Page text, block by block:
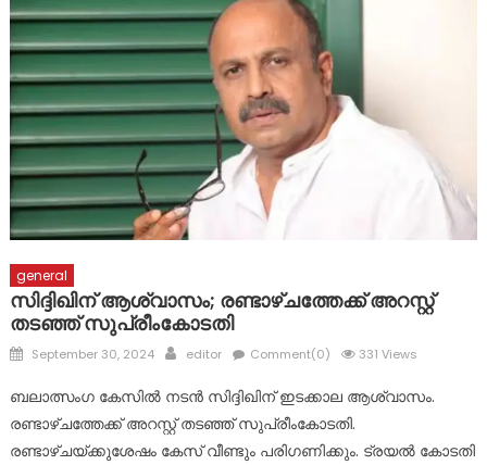
പ്രളയബാധിതർക്ക് സഹായ ഹസ്തവുമായി കോൺഗ്രസ്
കുന്നോന്നി വാർഡ് കമ്മറ്റി
ചോങ്കര ജോര്‍ജ് ചാക്കോ (അപ്പച്ചന്‍) നിര്യാതനായി
general
സിദ്ദിഖിന് ആശ്വാസം; രണ്ടാഴ്ചത്തേക്ക് അറസ്റ്റ്
തടഞ്ഞ് സുപ്രീംകോടതി
Posted
September 30, 2024 Author
editor Comment(0) 331 Views
ബലാത്സംഗ കേസില്‍ നടന്‍ സിദ്ദിഖിന് ഇടക്കാല ആശ്വാസം.
രണ്ടാഴ്ചത്തേക്ക് അറസ്റ്റ് തടഞ്ഞ് സുപ്രീംകോടതി.
രണ്ടാഴ്ചയ്ക്കുശേഷം കേസ് വീണ്ടും പരിഗണിക്കും. ട്രയല്‍ കോടതി